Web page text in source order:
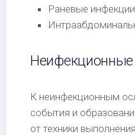
Раневые инфекции
К неинфекционным
события и
от техники